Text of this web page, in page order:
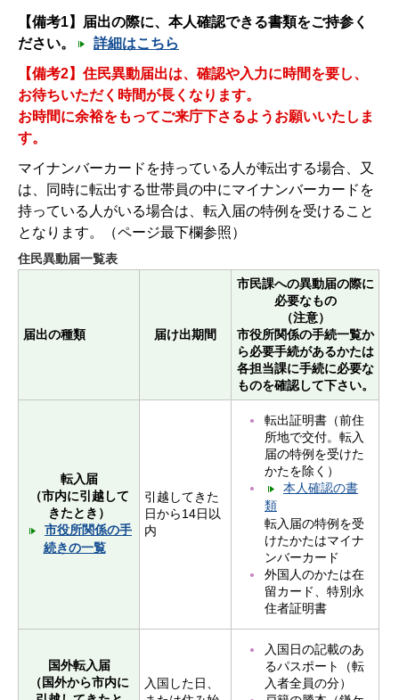
【備考1】届出の際に、本人確認できる書類をご持参く
ださい。
詳細はこちら
【備考2】住民異動届出は、確認や入力に時間を要し、
お待ちいただく時間が長くなります。
お時間に余裕をもってご来庁下さるようお願いいたしま
す。
マイナンバーカードを持っている人が転出する場合、又
は、同時に転出する世帯員の中にマイナンバーカードを
持っている人がいる場合は、転入届の特例を受けること
となります。（ページ最下欄参照）
住民異動届一覧表
届出の種類 届け出期間
市民課への異動届の際に
必要なもの
（注意）
市役所関係の手続一覧か
ら必要手続があるかたは
各担当課に手続に必要な
ものを確認して下さい。
転入届
（市内に引越して
きたとき）
市役所関係の手
続きの一覧
引越してきた
日から14日以
内
転出証明書（前住
所地で交付。転入
届の特例を受けた
かたを除く）
本人確認の書
類
転入届の特例を受
けたかたはマイナ
ンバーカード
外国人のかたは在
留カード、特別永
住者証明書
国外転入届
（国外から市内に
入国した日、
入国日の記載のあ
るパスポート（転
入者全員の分）